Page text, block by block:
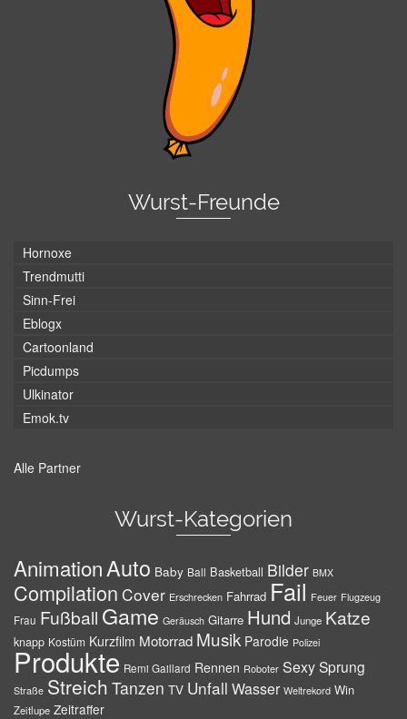
Wurst-Freunde
Hornoxe
Trendmutti
Sinn-Frei
Eblogx
Cartoonland
Picdumps
Ulkinator
Emok.tv
Alle Partner
Wurst-Kategorien
AnimationAuto Baby Ball Basketball Bilder BMX
Compilation Cover Erschrecken Fahrrad Fail Feuer Flugzeug
Frau Fußball Game Geräusch Gitarre Hund Junge Katze
knapp Kostüm Kurzfilm Motorrad Musik Parodie Polizei
Produkte Remi Gaillard Rennen Roboter SexySprung
Straße Streich Tanzen TV Unfall Wasser Weltrekord Win
Zeitlupe Zeitraffer